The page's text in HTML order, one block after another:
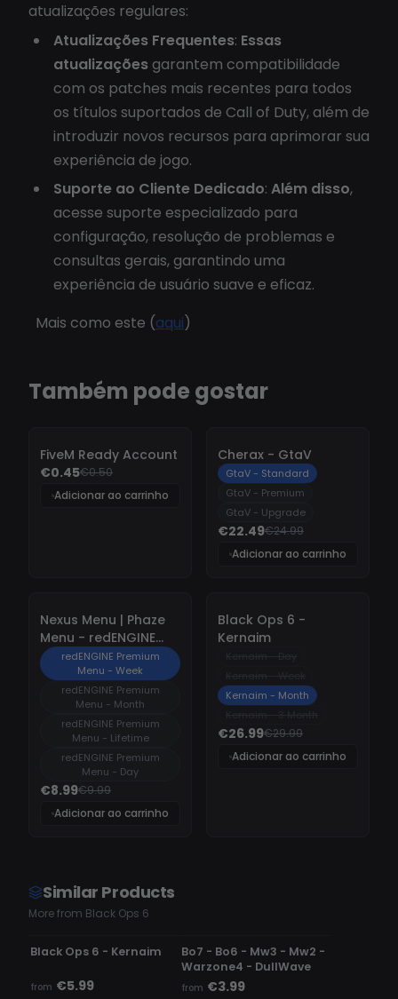
atualizações regulares:
Atualizações Frequentes: Essas
atualizações garantem compatibilidade
com os patches mais recentes para todos
os títulos suportados de Call of Duty, além de
introduzir novos recursos para aprimorar sua
experiência de jogo.
Suporte ao Cliente Dedicado: Além disso,
acesse suporte especializado para
configuração, resolução de problemas e
consultas gerais, garantindo uma
experiência de usuário suave e eficaz.
Mais como este (aqui)
Também pode gostar
FiveM Ready Account
€0.45€0.50
Adicionar ao carrinho
-
Cherax - GtaV
GtaV - Standard
GtaV - Premium
GtaV - Upgrade
€22.49€24.99
Adicionar ao carrinho
Nexus Menu | Phaze
Menu - redENGINE
Premium Menu
redENGINE Premium
Menu - Week
redENGINE Premium
Menu - Month
redENGINE Premium
Menu - Lifetime
redENGINE Premium
Menu - Day
€8.99€9.99
Adicionar ao carrinho
-
Black Ops 6 -
Kernaim
Kernaim - Month
€26.99€29.99
Adicionar ao carrinho
Similar Products
More from Black Ops 6
UNDETECTED
Black Ops 6 - Kernaim
from €5.99
Bo7 - Bo6 - Mw3 - Mw2 -
Warzone4 - DullWave
from €3.99